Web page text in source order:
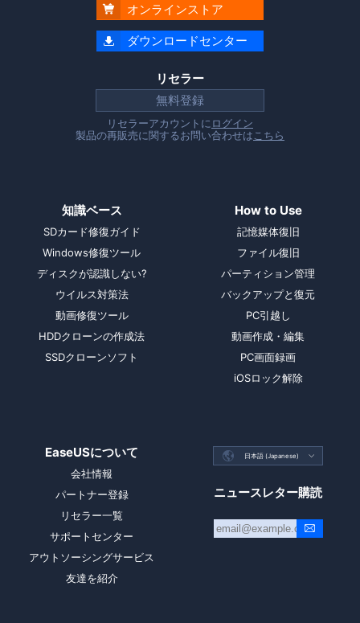
 オンラインストア
 ダウンロードセンター
リセラー
無料登録
リセラーアカウントに ログイン
製品の再販売に関するお問い合わせは こちら
知識ベース
SDカード修復ガイド
Windows修復ツール
ディスクが認識しない?
ウイルス対策法
動画修復ツール
HDDクローンの作成法
SSDクローンソフト
How to Use
記憶媒体復旧
ファイル復旧
パーティション管理
バックアップと復元
PC引越し
動画作成・編集
PC画面録画
iOSロック解除
EaseUSについて
会社情報
パートナー登録
リセラー一覧
サポートセンター
アウトソーシングサービス
友達を紹介
 日本語 (Japanese) 
ニュースレター購読